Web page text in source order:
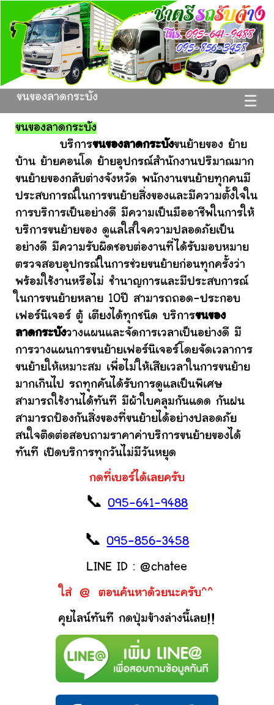
☰
ขนของลาดกระบัง
ขนของลาดกระบัง
บริการขนของลาดกระบังขนย้ายของ ย้าย
บ้าน ย้ายคอนโด ย้ายอุปกรณ์สำนักงานปริมาณมาก
ขนย้ายของกลับต่างจังหวัด พนักงานขนย้ายทุกคนมี
ประสบการณ์ในการขนย้ายสิ่งของและมีความตั้งใจใน
การบริการเป็นอย่างดี มีความเป็นมืออาชีพในการให้
บริการขนย้ายของ ดูแลใส่ใจความปลอดภัยเป็น
อย่างดี มีความรับผิดชอบต่องานที่ได้รับมอบหมาย
ตรวจสอบอุปกรณ์ในการช่วยขนย้ายก่อนทุกครั้งว่า
พร้อมใช้งานหรือไม่ ชำนาญการและมีประสบการณ์
ในการขนย้ายหลาย 10ปี สามารถถอด-ประกอบ
เฟอร์นิเจอร์ ตู้ เตียงได้ทุกชนิด บริการขนของ
ลาดกระบังวางแผนและจัดการเวลาเป็นอย่างดี มี
การวางแผนการขนย้ายเฟอร์นิเจอร์โดยจัดเวลาการ
ขนย้ายให้เหมาะสม เพื่อไม่ให้เสียเวลาในการขนย้าย
มากเกินไป รถทุกคันได้รับการดูแลเป็นพิเศษ
สามารถใช้งานได้ทันที มีผ้าใบคลุมกันแดด กันฝน
สามารถป้องกันสิ่งของที่ขนย้ายได้อย่างปลอดภัย
สนใจติดต่อสอบถามราคาค่าบริการขนย้ายของได้
ทันที เปิดบริการทุกวันไม่มีวันหยุด
กดที่เบอร์ได้เลยครับ
📞095-641-9488
📞095-856-3458
LINE ID : @chatee
ใส่ @ ตอนค้นหาด้วยนะครับ^^
คุยไลน์ทันที กดปุ่มข้างล่างนี้เลย!!